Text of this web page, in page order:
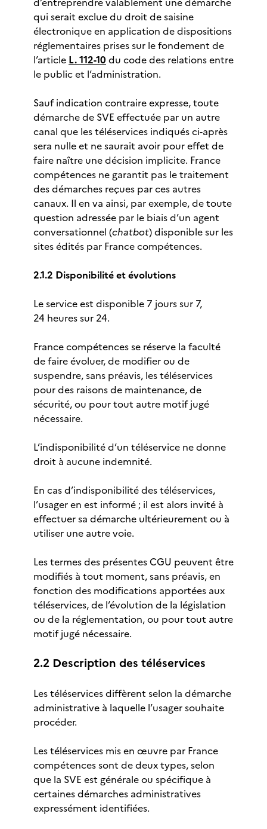
qui serait exclue du droit de saisine
électronique en application de dispositions
réglementaires prises sur le fondement de
l’article L. 112-10 du code des relations entre
le public et l’administration.
Sauf indication contraire expresse, toute
démarche de SVE effectuée par un autre
canal que les téléservices indiqués ci-après
sera nulle et ne saurait avoir pour effet de
faire naître une décision implicite. France
compétences ne garantit pas le traitement
des démarches reçues par ces autres
canaux. Il en va ainsi, par exemple, de toute
question adressée par le biais d’un agent
conversationnel (chatbot) disponible sur les
sites édités par France compétences.
2.1.2 Disponibilité et évolutions
Le service est disponible 7 jours sur 7,
24 heures sur 24.
France compétences se réserve la faculté
de faire évoluer, de modifier ou de
suspendre, sans préavis, les téléservices
pour des raisons de maintenance, de
sécurité, ou pour tout autre motif jugé
nécessaire.
L’indisponibilité d’un téléservice ne donne
droit à aucune indemnité.
En cas d’indisponibilité des téléservices,
l’usager en est informé ; il est alors invité à
effectuer sa démarche ultérieurement ou à
utiliser une autre voie.
Les termes des présentes CGU peuvent être
modifiés à tout moment, sans préavis, en
fonction des modifications apportées aux
téléservices, de l’évolution de la législation
ou de la réglementation, ou pour tout autre
motif jugé nécessaire.
2.2 Description des téléservices
Les téléservices diffèrent selon la démarche
administrative à laquelle l’usager souhaite
procéder.
Les téléservices mis en œuvre par France
compétences sont de deux types, selon
que la SVE est générale ou spécifique à
certaines démarches administratives
expressément identifiées.